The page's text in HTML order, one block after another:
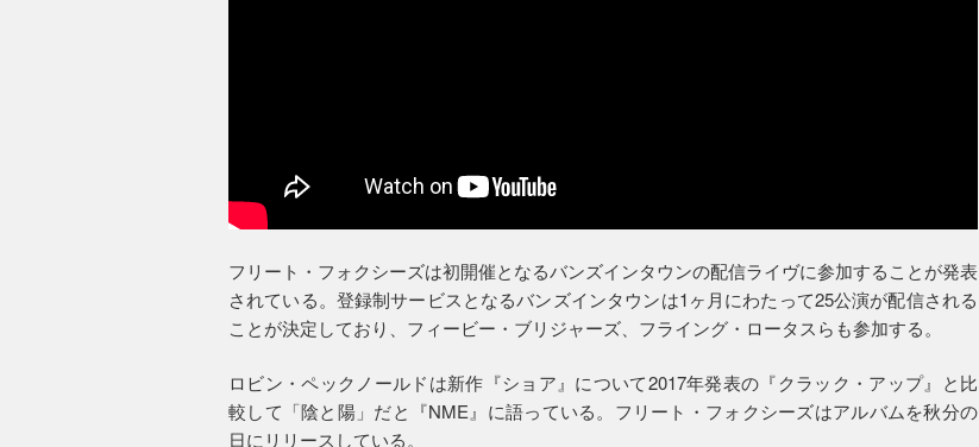
フリート・フォクシーズは初開催となるバンズインタウンの配信ライヴに参加することが発表
されている。登録制サービスとなるバンズインタウンは1ヶ月にわたって25公演が配信される
ことが決定しており、フィービー・ブリジャーズ、フライング・ロータスらも参加する。
ロビン・ペックノールドは新作『ショア』について2017年発表の『クラック・アップ』と比
較して「陰と陽」だと『NME』に語っている。フリート・フォクシーズはアルバムを秋分の
日にリリースしている。